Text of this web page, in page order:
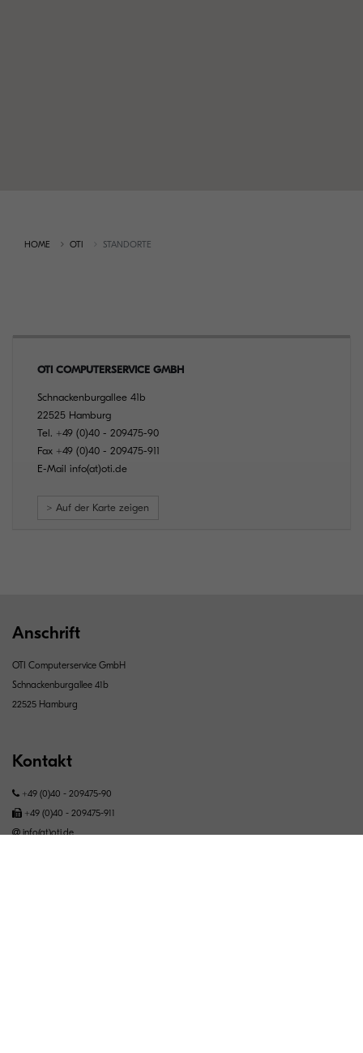
HOME OTI STANDORTE
OTI COMPUTERSERVICE GMBH
Schnackenburgallee 41b
22525 Hamburg
Tel. +49 (0)40 - 209475-90
Fax +49 (0)40 - 209475-911
E-Mail info(at)oti.de
> Auf der Karte zeigen
Anschrift
OTI Computerservice GmbH
Schnackenburgallee 41b
22525 Hamburg
Kontakt
+49 (0)40 - 209475-90
+49 (0)40 - 209475-911
info(at)oti.de